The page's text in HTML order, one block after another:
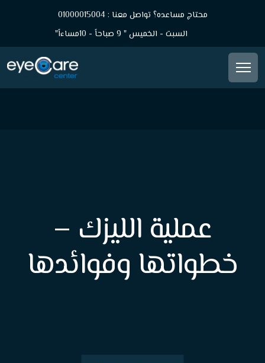
محتاج مساعده؟ تواصل معنا : 01000015004
السبت - الخميس " 9 صباحاً - 10مساءاً"
عملية الليزك –
خطواتها وفوائدها